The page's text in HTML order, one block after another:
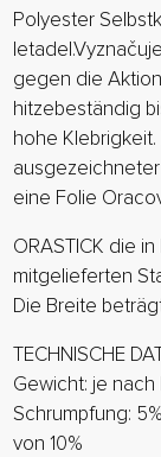
Polyester
gegen die
hitzebeständig
hohe
eine Folie
ORASTICK die
mitgelieferten
Die Breite
TECHNISCHE
Gewicht: je
Schrumpfung:
von 10%